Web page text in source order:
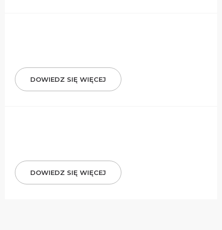
DOWIEDZ SIĘ WIĘCEJ
DOWIEDZ SIĘ WIĘCEJ